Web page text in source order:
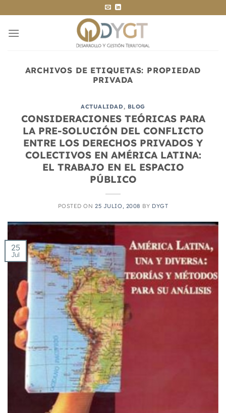
al
contenido
ARCHIVOS DE ETIQUETAS: PROPIEDAD
PRIVADA
ACTUALIDAD, BLOG
CONSIDERACIONES TEÓRICAS PARA
LA PRE-SOLUCIÓN DEL CONFLICTO
ENTRE LOS DERECHOS PRIVADOS Y
COLECTIVOS EN AMÉRICA LATINA:
EL TRABAJO EN EL ESPACIO
PÚBLICO
POSTED ON25 JULIO, 2008 BY DYGT
25
Jul